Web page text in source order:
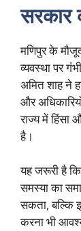
सरकार
मणिपुर के
व्यवस्था पर
अमित शाह ने
और
राज्य में हिंसा
है।
यह जरूरी है
समस्या का
सकता, बल्कि
करना भी